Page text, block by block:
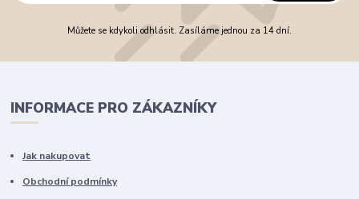
Můžete se kdykoli odhlásit. Zasíláme jednou za 14 dní.
INFORMACE PRO ZÁKAZNÍKY
Jak nakupovat
Obchodní podmínky